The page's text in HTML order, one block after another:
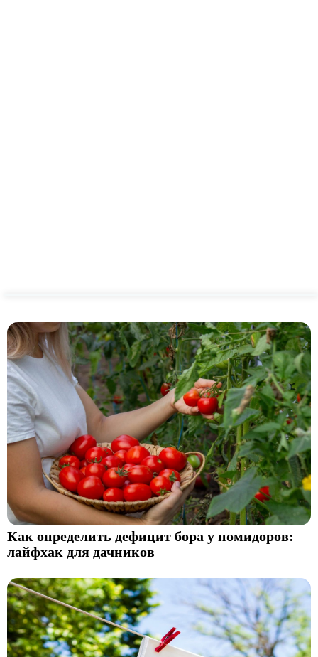
Как определить дефицит бора у помидоров:
лайфхак для дачников